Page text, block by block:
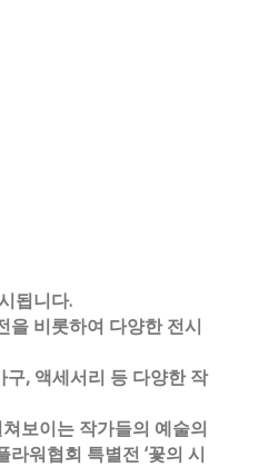
됩니다.
을 비롯하여 다양한 전시
, 액세서리 등 다양한 작
보이는 작가들의 예술의
워협회 특별전 ‘꽃의 시